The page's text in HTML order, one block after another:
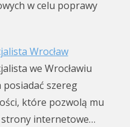
w celu poprawy
Wrocław
we Wrocławiu
szereg
które pozwolą mu
internetowe…